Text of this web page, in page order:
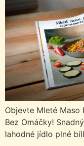
Objevte Mleté Maso
Bez Omáčky!
lahodné jídlo plné